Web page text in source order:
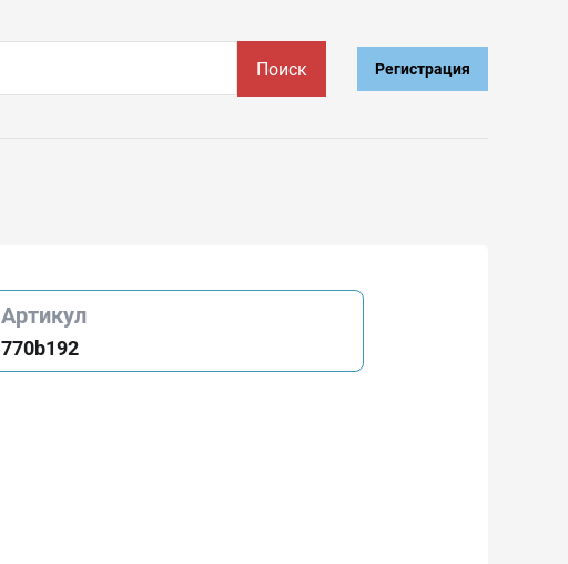
Поиск Регистрация
Артикул
770b192